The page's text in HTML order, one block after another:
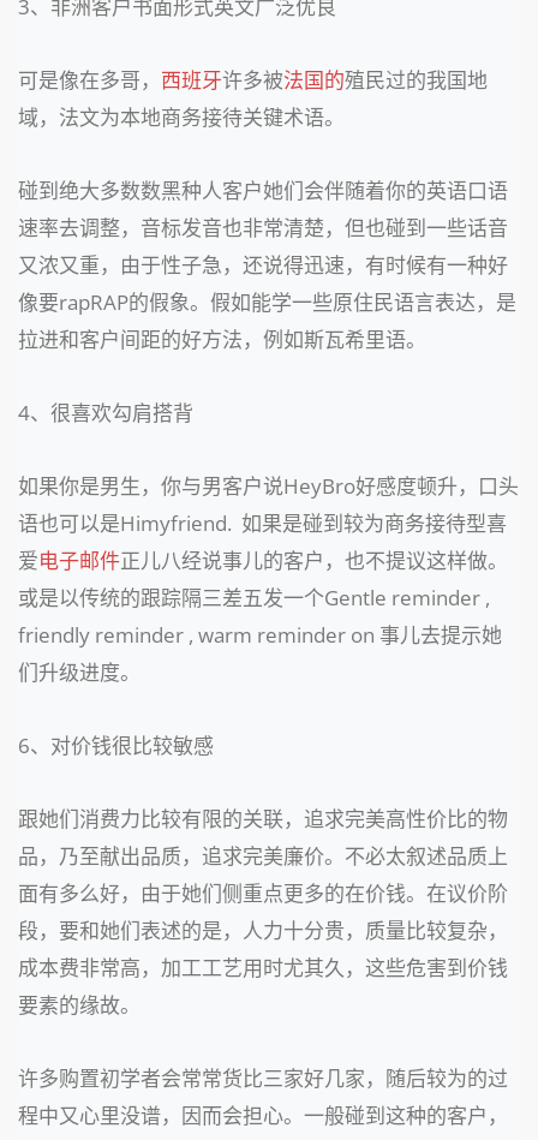
3、非洲客户书面形式英文广泛优良
可是像在多哥， 西班牙许多被法国的殖民过的我国地
域，法文为本地商务接待关键术语。
碰到绝大多数数黑种人客户她们会伴随着你的英语口语
速率去调整，音标发音也非常清楚，但也碰到一些话音
又浓又重，由于性子急，还说得迅速，有时候有一种好
像要rapRAP的假象。假如能学一些原住民语言表达，是
拉进和客户间距的好方法，例如斯瓦希里语。
4、很喜欢勾肩搭背
如果你是男生，你与男客户说HeyBro好感度顿升，口头
语也可以是Himyfriend. 如果是碰到较为商务接待型喜
爱电子邮件正儿八经说事儿的客户，也不提议这样做。
或是以传统的跟踪隔三差五发一个Gentle reminder ,
friendly reminder , warm reminder on 事儿去提示她
们升级进度。
6、对价钱很比较敏感
跟她们消费力比较有限的关联，追求完美高性价比的物
品，乃至献出品质，追求完美廉价。不必太叙述品质上
面有多么好，由于她们侧重点更多的在价钱。在议价阶
段，要和她们表述的是，人力十分贵，质量比较复杂，
成本费非常高，加工工艺用时尤其久，这些危害到价钱
要素的缘故。
许多购置初学者会常常货比三家好几家，随后较为的过
程中又心里没谱，因而会担心。一般碰到这种的客户，